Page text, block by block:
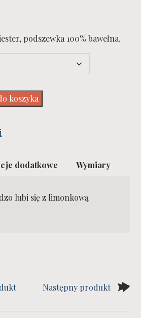
podszewka 100% bawełna.
koszyka
dodatkowe Wymiary
lubi się z limonkową
Następny produkt